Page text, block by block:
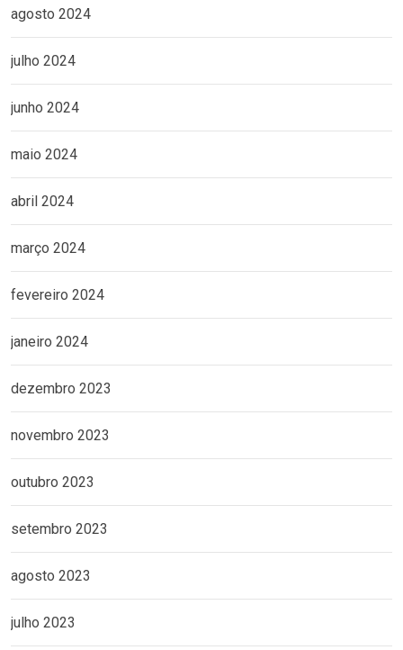
agosto 2024
julho 2024
junho 2024
maio 2024
abril 2024
março 2024
fevereiro 2024
janeiro 2024
dezembro 2023
novembro 2023
outubro 2023
setembro 2023
agosto 2023
julho 2023